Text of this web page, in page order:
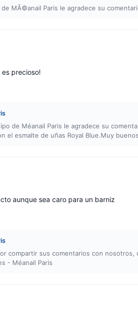
MÃ©anail Paris le agradece su
es precioso!
de Méanail Paris le agradece su
el esmalte de uñas Royal Blue.Muy
aunque sea caro para un barniz
compartir sus comentarios con
- Méanail Paris